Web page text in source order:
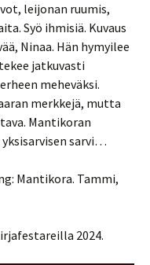
leijonan ruumis,
Syö ihmisiä. Kuvaus
Ninaa. Hän hymyilee
jatkuvasti
meheväksi.
merkkejä, mutta
Mantikoran
sarvi…
Mantikora. Tammi,
2024.